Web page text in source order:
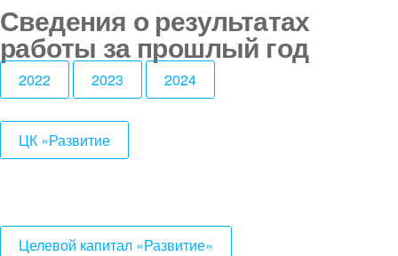
Сведения о результатах
работы за прошлый год
2022 2023 2024
ЦК «Развитие
Целевой капитал «Развитие»